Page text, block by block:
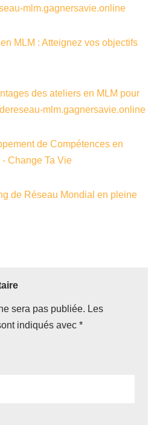
mlm.gagnersavie.online
MLM : Atteignez vos objectifs
des ateliers en MLM pour
mlm.gagnersavie.online
de Compétences en
Change Ta Vie
de Réseau Mondial en pleine
sera pas publiée. Les
indiqués avec *